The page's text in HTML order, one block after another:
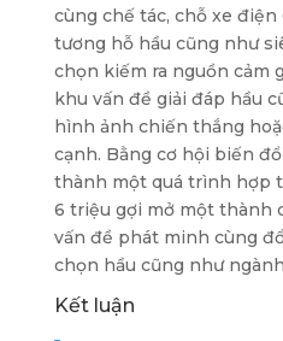
cùng chế tác, chỗ xe
tương hỗ hầu cũng như
chọn kiếm ra nguồn cảm
khu vấn đề giải đáp hầu
hình ảnh chiến thắng
cạnh. Bằng cơ hội biến
thành một quá trình hợp
6 triệu gợi mở một thành
vấn đề phát minh cùng
chọn hầu cũng như
Kết luận